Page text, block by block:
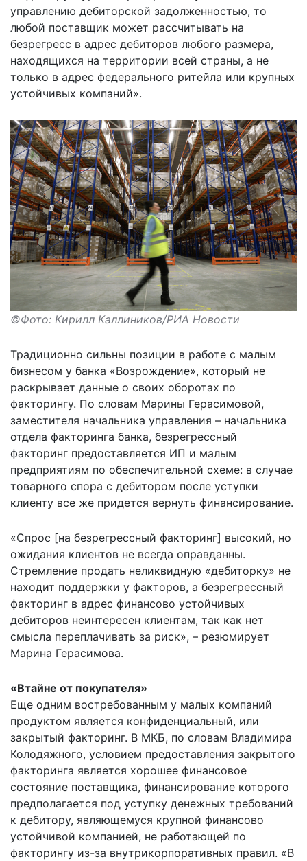
управлению дебиторской задолженностью, то
любой поставщик может рассчитывать на
безрегресс в адрес дебиторов любого размера,
находящихся на территории всей страны, а не
только в адрес федерального ритейла или крупных
устойчивых компаний».
©Фото: Кирилл Каллиников/РИА Новости
Традиционно сильны позиции в работе с малым
бизнесом у банка «Возрождение», который не
раскрывает данные о своих оборотах по
факторингу. По словам Марины Герасимовой,
заместителя начальника управления – начальника
отдела факторинга банка, безрегрессный
факторинг предоставляется ИП и малым
предприятиям по обеспечительной схеме: в случае
товарного спора с дебитором после уступки
клиенту все же придется вернуть финансирование.
«Спрос [на безрегрессный факторинг] высокий, но
ожидания клиентов не всегда оправданны.
Стремление продать неликвидную «дебиторку» не
находит поддержки у факторов, а безрегрессный
факторинг в адрес финансово устойчивых
дебиторов неинтересен клиентам, так как нет
смысла переплачивать за риск», – резюмирует
Марина Герасимова.
«Втайне от покупателя»
Еще одним востребованным у малых компаний
продуктом является конфиденциальный, или
закрытый факторинг. В МКБ, по словам Владимира
Колодяжного, условием предоставления закрытого
факторинга является хорошее финансовое
состояние поставщика, финансирование которого
предполагается под уступку денежных требований
к дебитору, являющемуся крупной финансово
устойчивой компанией, не работающей по
факторингу из-за внутрикорпоративных правил. «В